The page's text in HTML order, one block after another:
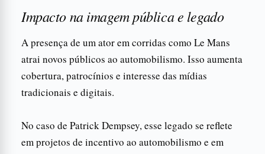
Impacto na imagem pública e legado
A presença de um ator em corridas como Le Mans
atrai novos públicos ao automobilismo. Isso aumenta
cobertura, patrocínios e interesse das mídias
tradicionais e digitais.
No caso de Patrick Dempsey, esse legado se reflete
em projetos de incentivo ao automobilismo e em